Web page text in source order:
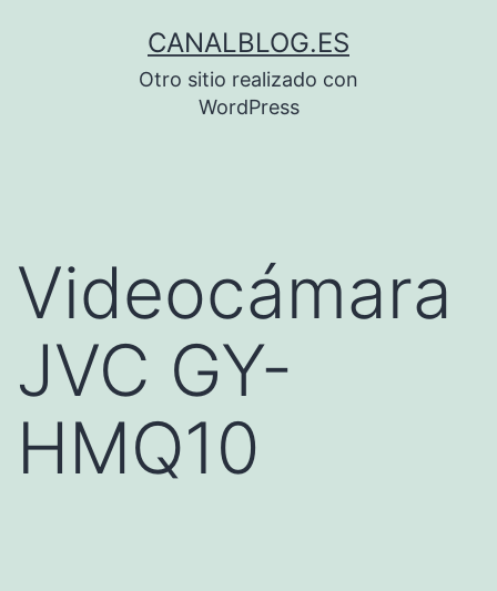
CANALBLOG.ES
Otro sitio realizado con
WordPress
Videocámara
JVC GY-
HMQ10